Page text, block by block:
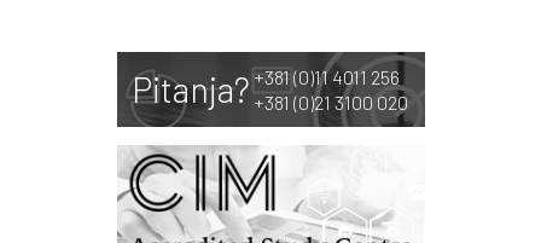
Pitanja? +381 (0)11 4011 256
+381 (0)21 3100 020